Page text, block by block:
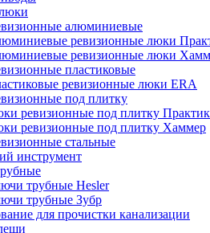
алюминиевые
ревизионные люки
ревизионные люки
пластиковые
ревизионные люки ERA
под плитку
ревизионные под плитку
ревизионные под плитку Хаммер
стальные
инструмент
трубные Hesler
трубные Зубр
для прочистки канализации